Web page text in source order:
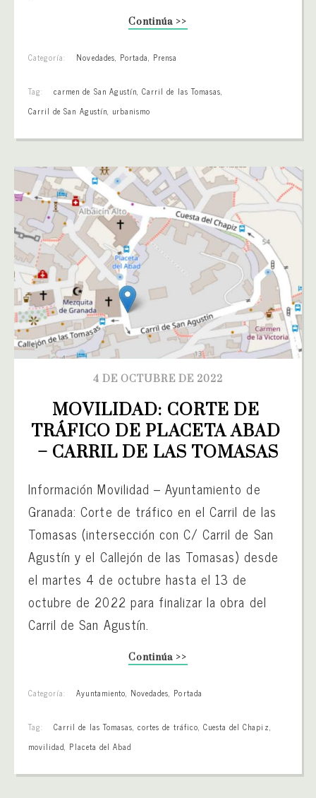
Continúa >>
Categoría: Novedades, Portada, Prensa
Tag: carmen de San Agustín,Carril de las Tomasas,
Carril de San Agustín, urbanismo
4 DE OCTUBRE DE 2022
MOVILIDAD: CORTE DE
TRÁFICO DE PLACETA ABAD
– CARRIL DE LAS TOMASAS
Información Movilidad – Ayuntamiento de
Granada: Corte de tráfico en el Carril de las
Tomasas (intersección con C/ Carril de San
Agustín y el Callejón de las Tomasas) desde
el martes 4 de octubre hasta el 13 de
octubre de 2022 para finalizar la obra del
Carril de San Agustín.
Continúa >>
Categoría: Ayuntamiento, Novedades, Portada
Tag: Carril de las Tomasas,cortes de tráfico, Cuesta del Chapiz,
movilidad, Placeta del Abad